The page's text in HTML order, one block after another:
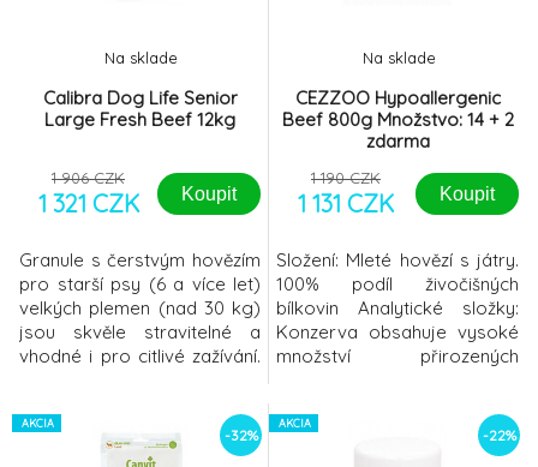
Calibra Dog Life Senior
Large Fresh Beef 12kg
Na sklade
1 906 CZK
1 321 CZK Koupit
Granule s čerstvým hovězím
pro starší psy (6 a více let)
velkých plemen (nad 30 kg)
jsou skvěle stravitelné a
vhodné i pro citlivé zažívání.
85 % proteinů živočišného
původu. Neobsahuje lepek
CEZZOO Hypoallergenic
Beef 800g Množstvo: 14 + 2
zdarma
Na sklade
1 190 CZK
1 131 CZK Koupit
Složení: Mleté hovězí s játry.
100% podíl živočišných
bílkovin Analytické složky:
Konzerva obsahuje vysoké
množství přirozených
methionin, cystin) a minerálů.
bílkoviny 130g tuky 60g
AKCIA
-32%
AKCIA
-22%